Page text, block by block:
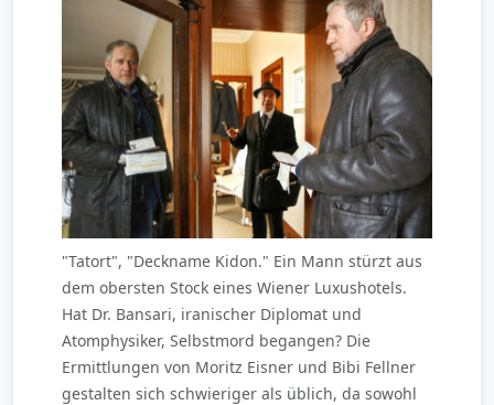
"Tatort", "Deckname Kidon." Ein Mann stürzt aus
dem obersten Stock eines Wiener Luxushotels.
Hat Dr. Bansari, iranischer Diplomat und
Atomphysiker, Selbstmord begangen? Die
Ermittlungen von Moritz Eisner und Bibi Fellner
gestalten sich schwieriger als üblich, da sowohl